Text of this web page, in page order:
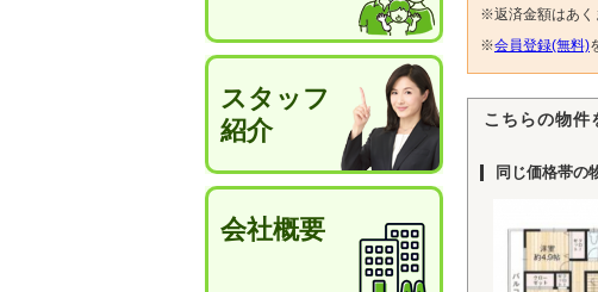
※返済金額はあく
※会員登録(無料)
こちらの物件
同じ価格帯の
スタッフ
紹介
会社概要